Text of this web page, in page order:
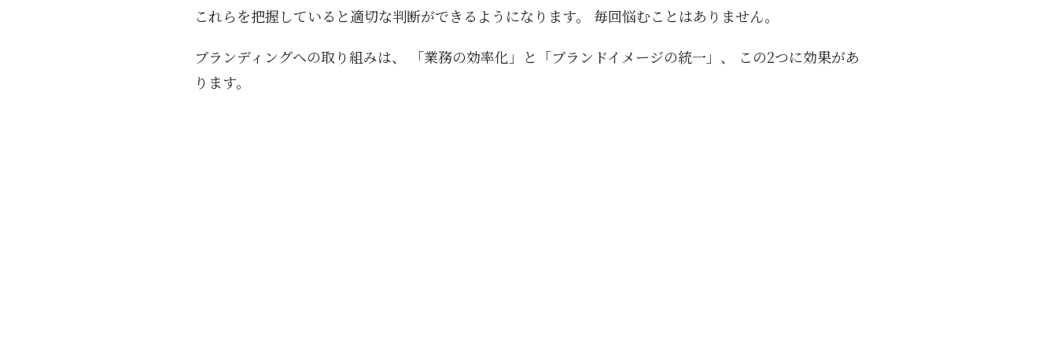
これらを把握していると適切な判断ができるようになります。 毎回悩むことはありません。
ブランディングへの取り組みは、 「業務の効率化」と「ブランドイメージの統一」、 この2つに効果があ
ります。